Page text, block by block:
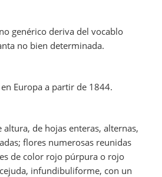
genérico deriva del vocablo
no bien determinada.
Europa a partir de 1844.
de hojas enteras, alternas,
flores numerosas reunidas
de color rojo púrpura o rojo
cejuda, infundibuliforme, con un